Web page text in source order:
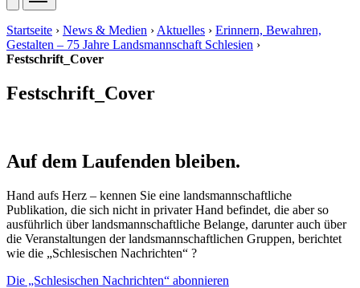
Startseite › News & Medien › Aktuelles › Erinnern, Bewahren,
Gestalten – 75 Jahre Landsmannschaft Schlesien ›
Festschrift_Cover
Festschrift_Cover
Auf dem Laufenden bleiben.
Hand aufs Herz – kennen Sie eine landsmannschaftliche
Publikation, die sich nicht in privater Hand befindet, die aber so
ausführlich über landsmannschaftliche Belange, darunter auch über
die Veranstaltungen der landsmannschaftlichen Gruppen, berichtet
wie die „Schlesischen Nachrichten“ ?
Die „Schlesischen Nachrichten“ abonnieren